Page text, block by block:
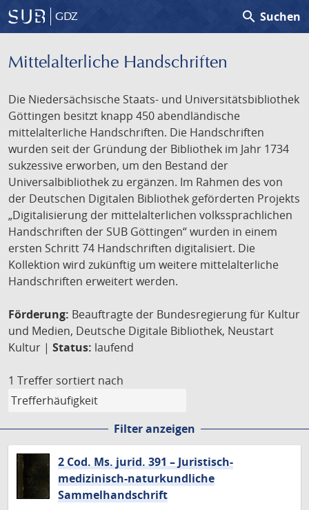
GDZ search Suchen
Mittelalterliche Handschriften
Die Niedersächsische Staats- und Universitätsbibliothek
Göttingen besitzt knapp 450 abendländische
mittelalterliche Handschriften. Die Handschriften
wurden seit der Gründung der Bibliothek im Jahr 1734
sukzessive erworben, um den Bestand der
Universalbibliothek zu ergänzen. Im Rahmen des von
der Deutschen Digitalen Bibliothek geförderten Projekts
„Digitalisierung der mittelalterlichen volkssprachlichen
Handschriften der SUB Göttingen“ wurden in einem
ersten Schritt 74 Handschriften digitalisiert. Die
Kollektion wird zukünftig um weitere mittelalterliche
Handschriften erweitert werden.
Förderung: Beauftragte der Bundesregierung für Kultur
und Medien, Deutsche Digitale Bibliothek, Neustart
Kultur | Status: laufend
1 Treffer sortiert nach
Filter anzeigen
2 Cod. Ms. jurid. 391 – Juristisch-
medizinisch-naturkundliche
Sammelhandschrift